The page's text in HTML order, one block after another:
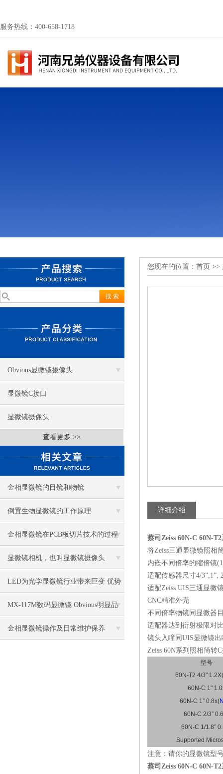
服务热线：400-658-1718
Obvious显微镜摄像头
显微镜C接口
显微镜摄像头
查看更多 >>
金相显微镜的目镜和物镜
倒置生物显微镜的工作原理
金相显微镜在PCB板切片技术的过程
控制中的作用
显微镜相机，也叫显微镜摄像头
LED为光学显微镜行业带来巨变 优势
比传统卤素更明显
MX-117M数码显微镜 Obvious明显品
牌值得推荐
金相显微镜操作及日常维护保养
您现在的位置： 首页 >>
详细介绍
蔡司Zeiss 60N-C 60N-
将Zeiss三通显微镜照相
内嵌不同倍率的缩倍镜
适配传感器尺寸4/3”,1”,
适配Zeiss UIS三通显微
CNC精准外壳
不同倍率物镜同显微器
适配器达到衍射极限对
镜头入瞳同UIS显微镜
Zeiss 60N系列照相筒转
型号
60N-T2 4/3" 1.2X(
60N-C 1"
60N-C 1” 0.8x(
60N-C 2/3”
60N-C 1/1.8”
Supported
注意：请你的显微镜型
蔡司Zeiss 60N-C 60N-